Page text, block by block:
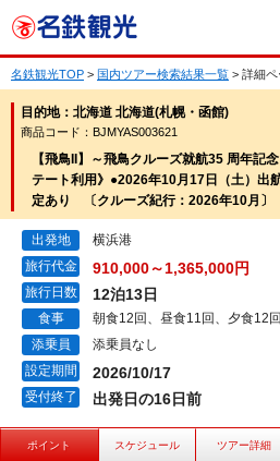
名鉄観光TOP > 国内ツアー検索結果一覧 > 詳細ペ
目的地：北海道 北海道(札幌・函館)
商品コード：BJMYAS003621
【飛鳥II】～飛鳥クルーズ就航35 周年記
テート利用》●2026年10月17日（土）出
定あり 〔クルーズ紀行：2026年10月〕
出発地
横浜港
旅行代金
910,000～1,365,000円
旅行日数 12泊13日
食事
朝食12回、昼食11回、夕食12回
添乗員
添乗員なし
設定期間
2026/10/17
受付終了 出発日の16日前
ポイント スケジュール ツアー詳細